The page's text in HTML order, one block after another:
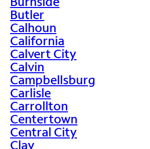
Butler
Calhoun
California
Calvert City
Calvin
Campbellsburg
Carlisle
Carrollton
Centertown
Central City
Clay